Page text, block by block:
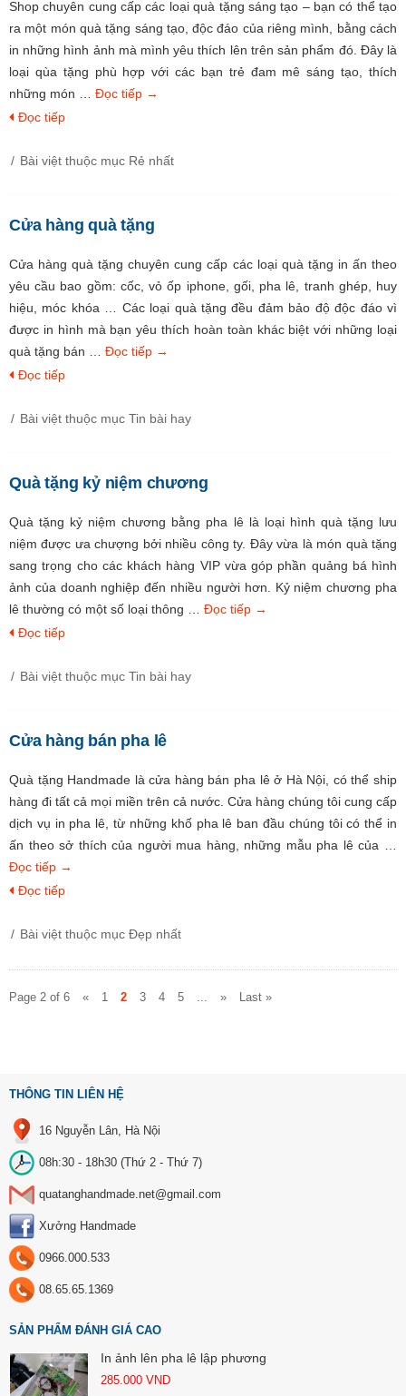
Shop chuyên cung cấp các loại quà tặng sáng tạo – bạn có thể tạo
ra một món quà tặng sáng tạo, độc đáo của riêng mình, bằng cách
in những hình ảnh mà mình yêu thích lên trên sản phẩm đó. Đây là
loại qùa tặng phù hợp với các bạn trẻ đam mê sáng tạo, thích
những món … Đọc tiếp →
Đọc tiếp
Bài việt thuộc mục Rẻ nhất
Cửa hàng quà tặng
Cửa hàng quà tặng chuyên cung cấp các loại quà tặng in ấn theo
yêu cầu bao gồm: cốc, vỏ ốp iphone, gối, pha lê, tranh ghép, huy
hiệu, móc khóa … Các loại quà tặng đều đảm bảo độ độc đáo vì
được in hình mà bạn yêu thích hoàn toàn khác biệt với những loại
quà tặng bán … Đọc tiếp →
Đọc tiếp
Bài việt thuộc mục Tin bài hay
Quà tặng kỷ niệm chương
Quà tặng kỷ niệm chương bằng pha lê là loại hình quà tặng lưu
niệm được ưa chượng bởi nhiều công ty. Đây vừa là món quà tặng
sang trọng cho các khách hàng VIP vừa góp phần quảng bá hình
ảnh của doanh nghiệp đến nhiều người hơn. Kỷ niệm chương pha
lê thường có một số loại thông … Đọc tiếp →
Đọc tiếp
Bài việt thuộc mục Tin bài hay
Cửa hàng bán pha lê
Quà tặng Handmade là cửa hàng bán pha lê ở Hà Nội, có thể ship
hàng đi tất cả mọi miền trên cả nước. Cửa hàng chúng tôi cung cấp
dịch vụ in pha lê, từ những khố pha lê ban đầu chúng tôi có thể in
ấn theo sở thích của người mua hàng, những mẫu pha lê của …
Đọc tiếp →
Đọc tiếp
Bài việt thuộc mục Đẹp nhất
Page 2 of 6 « 1 2 3 4 5 ... » Last »
THÔNG TIN LIÊN HỆ
16 Nguyễn Lân, Hà Nội
08h:30 - 18h30 (Thứ 2 - Thứ 7)
quatanghandmade.net@gmail.com
Xưởng Handmade
0966.000.533
08.65.65.1369
SẢN PHẨM ĐÁNH GIÁ CAO
In ảnh lên pha lê lập phương
285.000 VND